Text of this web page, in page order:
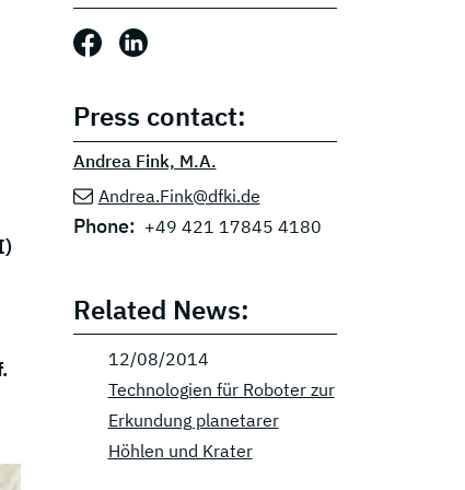
Share this post: Facebook
Share this post: LinkedIn
Press contact:
Andrea Fink, M.A.
Andrea.Fink@dfki.de
Phone: +49 421 17845 4180
Related News:
12/08/2014
Technologien für Roboter zur
Erkundung planetarer
Höhlen und Krater